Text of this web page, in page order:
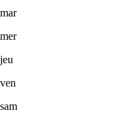
mar
mer
jeu
ven
sam